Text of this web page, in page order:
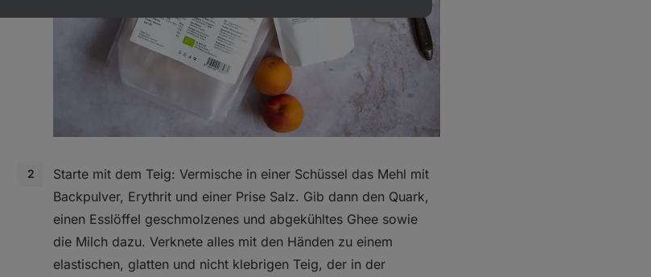
Starte mit dem Teig: Vermische in einer Schüssel das Mehl mit
Backpulver, Erythrit und einer Prise Salz. Gib dann den Quark,
einen Esslöffel geschmolzenes und abgekühltes Ghee sowie
die Milch dazu. Verknete alles mit den Händen zu einem
elastischen, glatten und nicht klebrigen Teig, der in der